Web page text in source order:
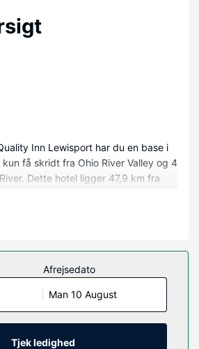
Inn Lewisport har du en base i
få skridt fra Ohio River Valley og 4
Dette hotel ligger 47,9 km fra
de 40 værelser, der indeholder
Med gratis Wi-Fi kan du altid
satellitkanaler sørger for
har et privat badeværelse med
badekar samt gratis toiletartikler
inkluderer kaffe-/temaskiner og
samt telefoner med gratis
Afrejsedato
Man 10 August
Tjek ledighed